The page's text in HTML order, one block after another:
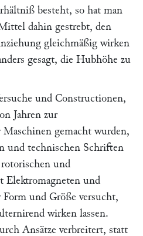
besteht, so hat man
dahin gestrebt, den
gleichmäßig wirken
gesagt, die Hubhöhe zu
und Constructionen,
Jahren zur
gemacht wurden,
und technischen Schriften
und
Elektromagneten und
Form und Größe versucht,
wirken lassen.
Ansätze verbreitert, statt